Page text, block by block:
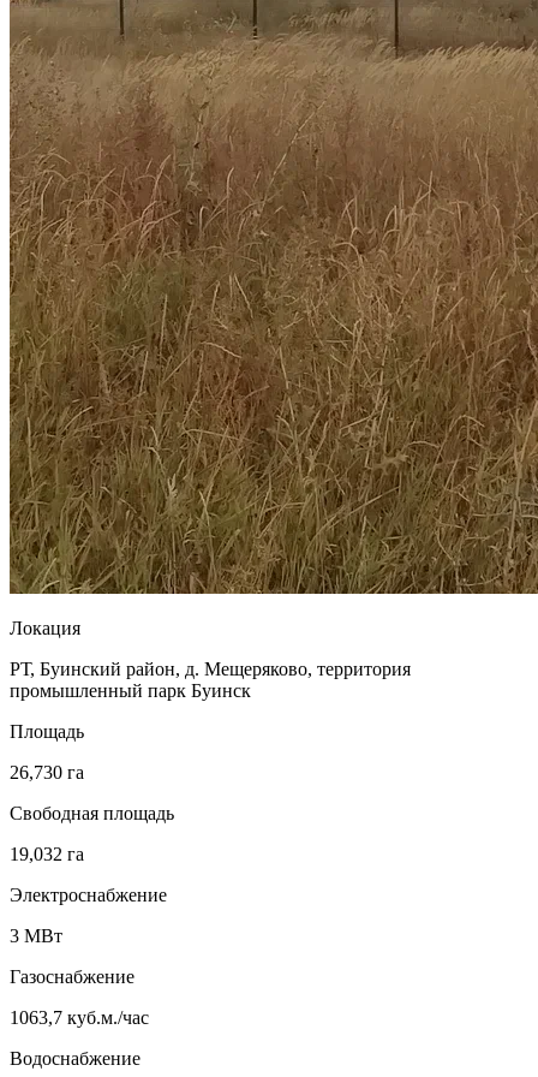
Локация
РТ, Буинский район, д. Мещеряково, территория
промышленный парк Буинск
Площадь
26,730 га
Свободная площадь
19,032 га
Электроснабжение
3 МВт
Газоснабжение
1063,7 куб.м./час
Водоснабжение